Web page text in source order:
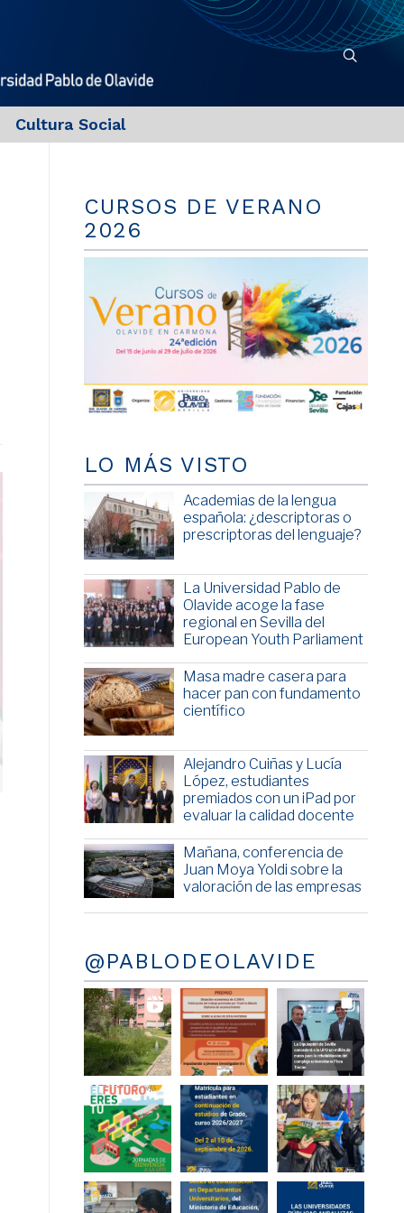
Cultura Social
CURSOS DE VERANO
2026
LO MÁS VISTO
Academias de la lengua
española: ¿descriptoras o
prescriptoras del lenguaje?
La Universidad Pablo de
Olavide acoge la fase
regional en Sevilla del
European Youth Parliament
Masa madre casera para
hacer pan con fundamento
científico
Alejandro Cuiñas y Lucía
López, estudiantes
premiados con un iPad por
evaluar la calidad docente
Mañana, conferencia de
Juan Moya Yoldi sobre la
valoración de las empresas
@PABLODEOLAVIDE